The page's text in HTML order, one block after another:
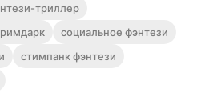
"Пепельная клятва"
required:
триллер
социальное фэнтези
стимпанк фэнтези